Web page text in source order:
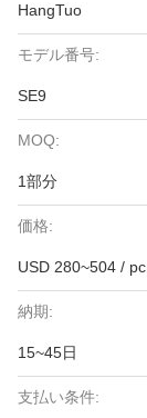
HangTuo
モデル番号:
SE9
MOQ:
1部分
価格:
USD 280~504 / pc
納期:
15~45日
支払い条件: